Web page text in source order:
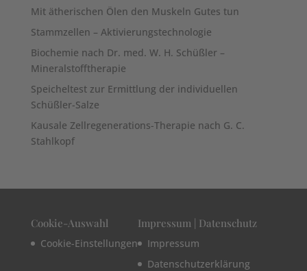
Mit ätherischen Ölen den Muskeln Gutes tun
Stammzellen – Aktivierungstechnologie
Biochemie nach Dr. med. W. H. Schüßler –
Mineralstofftherapie
Speicheltest zur Ermittlung der individuellen
Schüßler-Salze
Kausale Zellregenerations-Therapie nach G. C.
Stahlkopf
Cookie-Auswahl
Cookie-Einstellungen
Impressum | Datenschutz
Impressum
Datenschutzerklärung